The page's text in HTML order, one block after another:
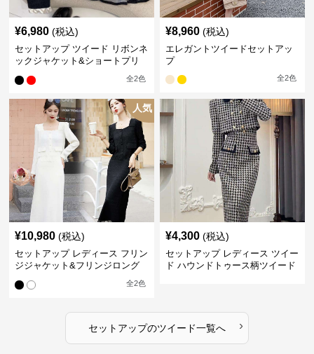
¥6,980 (税込)
セットアップ ツイード リボンネ
ックジャケット&ショートプリ
全2色
¥8,960 (税込)
エレガントツイードセットアッ
プ
全2色
人気
¥10,980 (税込)
セットアップ レディース フリン
ジジャケット&フリンジロング
スカートツイードセットアップ
全2色
¥4,300 (税込)
セットアップ レディース ツイー
ド ハウンドトゥース柄ツイード
セットアップのツイード一覧へ ›